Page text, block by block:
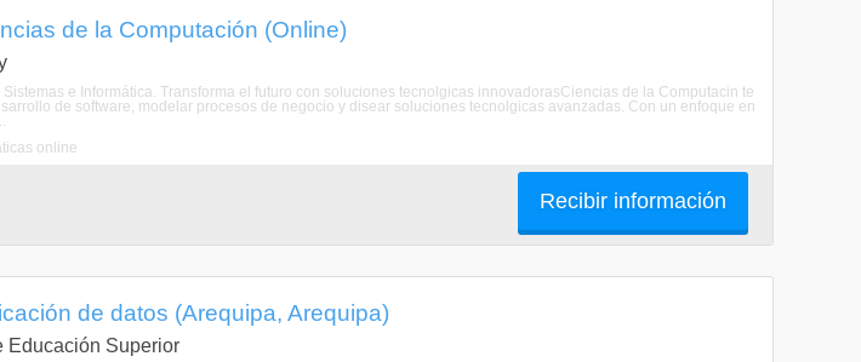
de la Computación (Online)
e Informática. Transforma el futuro con soluciones tecnolgicas innovadorasCiencias de la Computacin te
de software, modelar procesos de negocio y disear soluciones tecnolgicas avanzadas. Con un enfoque en
online
Recibir información
de datos (Arequipa, Arequipa)
Educación Superior